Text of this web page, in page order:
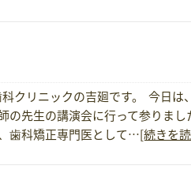
クリニックの吉廻です。 今日は
の先生の講演会に行って参りまし
歯科矯正専門医として…[続きを